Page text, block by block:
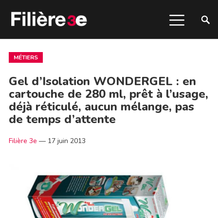
MÉTIERS
Gel d’Isolation WONDERGEL : en
cartouche de 280 ml, prêt à l’usage,
déjà réticulé, aucun mélange, pas
de temps d’attente
Filière 3e — 17 juin 2013